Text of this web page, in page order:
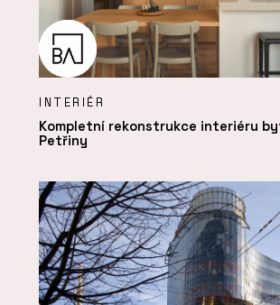
INTERIÉR
Kompletní rekonstrukce interiéru
Petřiny